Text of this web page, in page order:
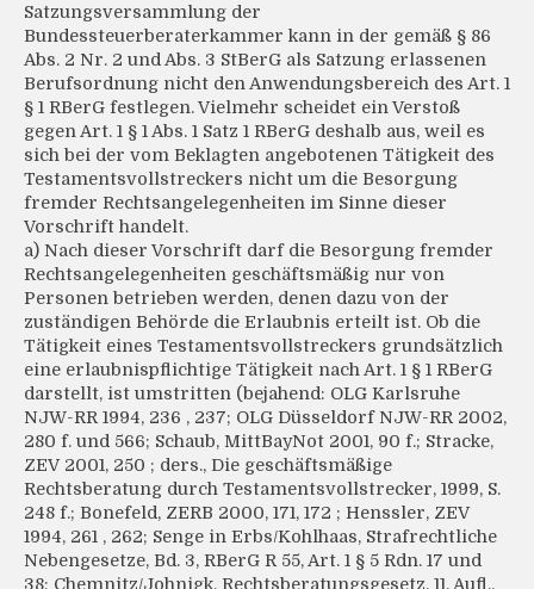
Satzungsversammlung der
Bundessteuerberaterkammer kann in der gemäß § 86
Abs. 2 Nr. 2 und Abs. 3 StBerG als Satzung erlassenen
Berufsordnung nicht den Anwendungsbereich des Art. 1
§ 1 RBerG festlegen. Vielmehr scheidet ein Verstoß
gegen Art. 1 § 1 Abs. 1 Satz 1 RBerG deshalb aus, weil es
sich bei der vom Beklagten angebotenen Tätigkeit des
Testamentsvollstreckers nicht um die Besorgung
fremder Rechtsangelegenheiten im Sinne dieser
Vorschrift handelt.
a) Nach dieser Vorschrift darf die Besorgung fremder
Rechtsangelegenheiten geschäftsmäßig nur von
Personen betrieben werden, denen dazu von der
zuständigen Behörde die Erlaubnis erteilt ist. Ob die
Tätigkeit eines Testamentsvollstreckers grundsätzlich
eine erlaubnispflichtige Tätigkeit nach Art. 1 § 1 RBerG
darstellt, ist umstritten (bejahend: OLG Karlsruhe
NJW-RR 1994, 236 , 237; OLG Düsseldorf NJW-RR 2002,
280 f. und 566; Schaub, MittBayNot 2001, 90 f.; Stracke,
ZEV 2001, 250 ; ders., Die geschäftsmäßige
Rechtsberatung durch Testamentsvollstrecker, 1999, S.
248 f.; Bonefeld, ZERB 2000, 171, 172 ; Henssler, ZEV
1994, 261 , 262; Senge in Erbs/Kohlhaas, Strafrechtliche
Nebengesetze, Bd. 3, RBerG R 55, Art. 1 § 5 Rdn. 17 und
38; Chemnitz/Johnigk, Rechtsberatungsgesetz, 11. Aufl.,